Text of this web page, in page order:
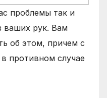
проблемы так и
ваших рук. Вам
об этом, причем с
противном случае